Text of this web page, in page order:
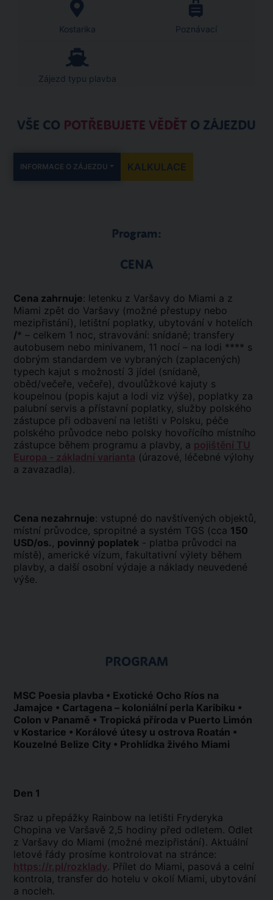
Kostarika Poznávací
Zájezd typu plavba
VŠE CO POTŘEBUJETE VĚDĚT O ZÁJEZDU
INFORMACE O ZÁJEZDU KALKULACE
Program:
CENA
Cena zahrnuje: letenku z Varšavy do Miami a z
Miami zpět do Varšavy (možné přestupy nebo
mezipřistání), letištní poplatky, ubytování v hotelích
/* – celkem 1 noc, stravování: snídaně; transfery
autobusem nebo minivanem, 11 nocí – na lodi **** s
dobrým standardem ve vybraných (zaplacených)
typech kajut s možností 3 jídel (snídaně,
oběd/večeře, večeře), dvoulůžkové kajuty s
koupelnou (popis kajut a lodi viz výše), poplatky za
palubní servis a přístavní poplatky, služby polského
zástupce při odbavení na letišti v Polsku, péče
polského průvodce nebo polsky hovořícího místního
zástupce během programu a plavby, a pojištění TU
Europa - základní varianta (úrazové, léčebné výlohy
a zavazadla).
Cena nezahrnuje: vstupné do navštívených objektů,
místní průvodce, spropitné a systém TGS (cca 150
USD/os. , povinný poplatek - platba průvodci na
místě), americké vízum, fakultativní výlety během
plavby, a další osobní výdaje a náklady neuvedené
výše.
PROGRAM
MSC Poesia plavba • Exotické Ocho Ríos na
Jamajce • Cartagena – koloniální perla Karibiku •
Colon v Panamě • Tropická příroda v Puerto Limón
v Kostarice • Korálové útesy u ostrova Roatán •
Kouzelné Belize City • Prohlídka živého Miami
Den 1
Sraz u přepážky Rainbow na letišti Fryderyka
Chopina ve Varšavě 2,5 hodiny před odletem. Odlet
z Varšavy do Miami (možné mezipřistání). Aktuální
letové řády prosíme kontrolovat na stránce:
https://r.pl/rozklady. Přílet do Miami, pasová a celní
kontrola, transfer do hotelu v okolí Miami, ubytování
a nocleh.